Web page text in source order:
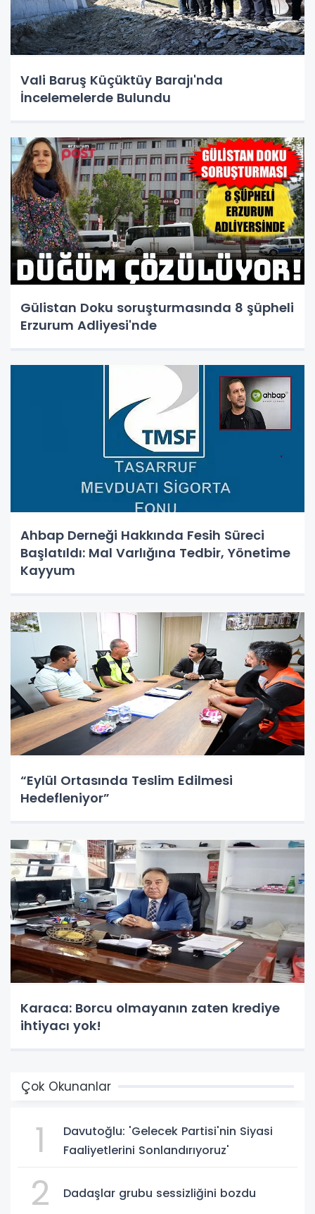
Vali Baruş Küçüktüy Barajı'nda
İncelemelerde Bulundu
Gülistan Doku soruşturmasında 8 şüpheli
Erzurum Adliyesi'nde
Ahbap Derneği Hakkında Fesih Süreci
Başlatıldı: Mal Varlığına Tedbir, Yönetime
Kayyum
“Eylül Ortasında Teslim Edilmesi
Hedefleniyor”
Karaca: Borcu olmayanın zaten krediye
ihtiyacı yok!
Çok Okunanlar
1
Davutoğlu: 'Gelecek Partisi'nin Siyasi
Faaliyetlerini Sonlandırıyoruz'
2 Dadaşlar grubu sessizliğini bozdu